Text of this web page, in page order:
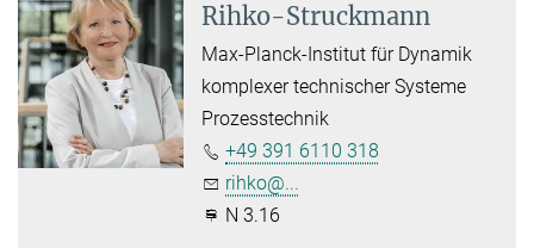
Rihko-Struckmann
Max-Planck-Institut für Dynamik
komplexer technischer Systeme
Prozesstechnik
+49 391 6110 318
rihko@...
N 3.16